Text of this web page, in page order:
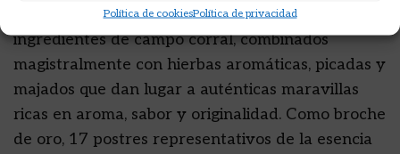
Política de cookiesPolítica de privacidad
cocina huertana, basada en verduras y hortalizas,
ingredientes de campo corral, combinados
magistralmente con hierbas aromáticas, picadas y
majados que dan lugar a auténticas maravillas
ricas en aroma, sabor y originalidad. Como broche
de oro, 17 postres representativos de la esencia